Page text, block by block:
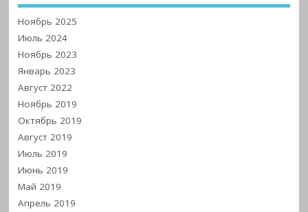
Ноябрь 2025
Июль 2024
Ноябрь 2023
Январь 2023
Август 2022
Ноябрь 2019
Октябрь 2019
Август 2019
Июль 2019
Июнь 2019
Май 2019
Апрель 2019